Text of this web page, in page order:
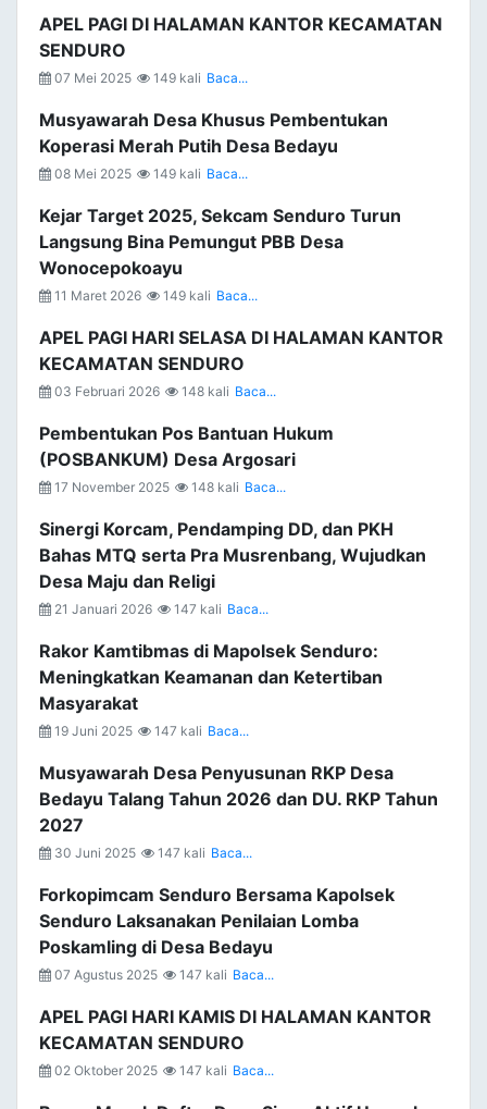
APEL PAGI DI HALAMAN KANTOR KECAMATAN
SENDURO
07 Mei 2025 149 kali Baca...
Musyawarah Desa Khusus Pembentukan
Koperasi Merah Putih Desa Bedayu
08 Mei 2025 149 kali Baca...
Kejar Target 2025, Sekcam Senduro Turun
Langsung Bina Pemungut PBB Desa
Wonocepokoayu
11 Maret 2026 149 kali Baca...
APEL PAGI HARI SELASA DI HALAMAN KANTOR
KECAMATAN SENDURO
03 Februari 2026 148 kali Baca...
Pembentukan Pos Bantuan Hukum
(POSBANKUM) Desa Argosari
17 November 2025 148 kali Baca...
Sinergi Korcam, Pendamping DD, dan PKH
Bahas MTQ serta Pra Musrenbang, Wujudkan
Desa Maju dan Religi
21 Januari 2026 147 kali Baca...
Rakor Kamtibmas di Mapolsek Senduro:
Meningkatkan Keamanan dan Ketertiban
Masyarakat
19 Juni 2025 147 kali Baca...
Musyawarah Desa Penyusunan RKP Desa
Bedayu Talang Tahun 2026 dan DU. RKP Tahun
2027
30 Juni 2025 147 kali Baca...
Forkopimcam Senduro Bersama Kapolsek
Senduro Laksanakan Penilaian Lomba
Poskamling di Desa Bedayu
07 Agustus 2025 147 kali Baca...
APEL PAGI HARI KAMIS DI HALAMAN KANTOR
KECAMATAN SENDURO
02 Oktober 2025 147 kali Baca...